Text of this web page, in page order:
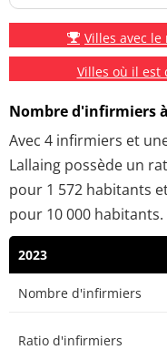
Villes avec
Villes où il
Nombre d'infirmiers
Avec 4 infirmiers et
Lallaing possède un
pour 1 572 habitants
pour 10 000 habitants.
2023
Nombre d'infirmiers
Ratio d'infirmiers